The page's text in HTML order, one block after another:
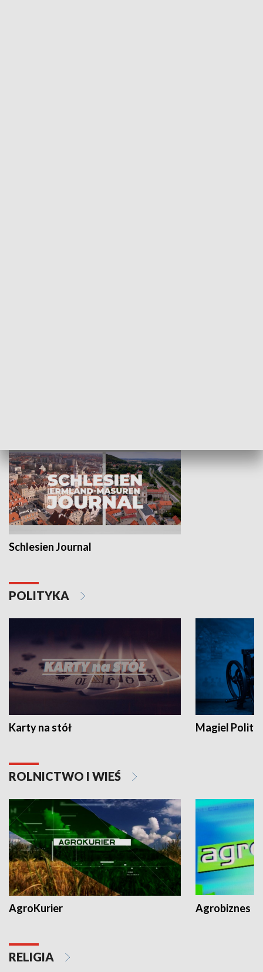
Schlesien Journal
POLITYKA
Karty na stół Magiel
ROLNICTWO I WIEŚ
AgroKurier Agrobiznes
RELIGIA